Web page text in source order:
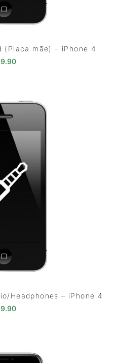
(Placa mãe) – iPhone 4
Headphones – iPhone 4